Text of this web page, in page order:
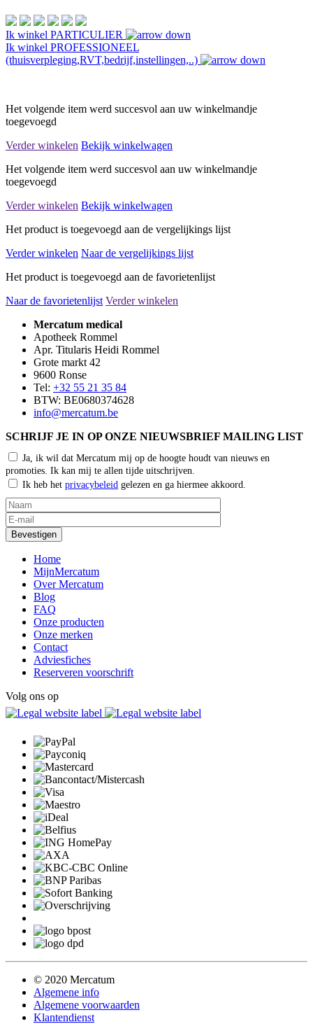
Ik winkel PARTICULIER
Ik winkel PROFESSIONEEL
(thuisverpleging,RVT,bedrijf,instellingen,..)
Het volgende item werd succesvol aan uw winkelmandje
toegevoegd
Verder winkelen Bekijk winkelwagen
Het volgende item werd succesvol aan uw winkelmandje
toegevoegd
Verder winkelen Bekijk winkelwagen
Het product is toegevoegd aan de vergelijkings lijst
Verder winkelen Naar de vergelijkings lijst
Het product is toegevoegd aan de favorietenlijst
Naar de favorietenlijst Verder winkelen
Mercatum medical
Apotheek Rommel
Apr. Titularis Heidi Rommel
Grote markt 42
9600 Ronse
Tel: +32 55 21 35 84
BTW: BE0680374628
info@mercatum.be
SCHRIJF JE IN OP ONZE NIEUWSBRIEF MAILING LIST
Ja, ik wil dat Mercatum mij op de hoogte houdt van nieuws en
promoties. Ik kan mij te allen tijde uitschrijven.
Ik heb het privacybeleid gelezen en ga hiermee akkoord.
Home
MijnMercatum
Over Mercatum
Blog
FAQ
Onze producten
Onze merken
Contact
Adviesfiches
Reserveren voorschrift
Volg ons op
© 2020 Mercatum
Algemene info
Algemene voorwaarden
Klantendienst